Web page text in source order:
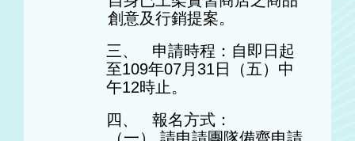
創意及行銷提案。
三、 申請時程：自即日起
至109年07月31日（五）中
午12時止。
四、 報名方式：